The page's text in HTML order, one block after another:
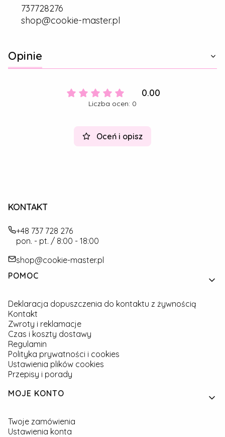
737728276
shop@cookie-master.pl
Opinie
0.00
Liczba ocen: 0
Oceń i opisz
KONTAKT
+48 737 728 276
pon. - pt. / 8:00 - 18:00
shop@cookie-master.pl
Linki w stopce
POMOC
Deklaracja dopuszczenia do kontaktu z żywnością
Kontakt
Zwroty i reklamacje
Czas i koszty dostawy
Regulamin
Polityka prywatności i cookies
Ustawienia plików cookies
Przepisy i porady
MOJE KONTO
Twoje zamówienia
Ustawienia konta